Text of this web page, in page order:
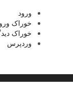
ورود
خوراک
خوراک
وردپرس